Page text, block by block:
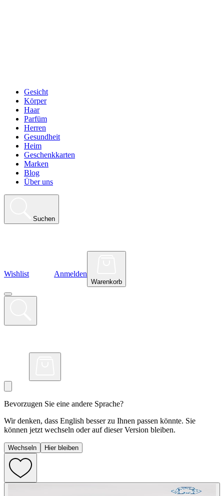
Gesicht
Körper
Haar
Parfüm
Herren
Gesundheit
Heim
Geschenkkarten
Marken
Blog
Über uns
Suchen
Wishlist Anmelden
Warenkorb
Bevorzugen Sie eine andere Sprache?
Wir denken, dass English besser zu Ihnen passen könnte. Sie
können jetzt wechseln oder auf dieser Version bleiben.
Wechseln Hier bleiben